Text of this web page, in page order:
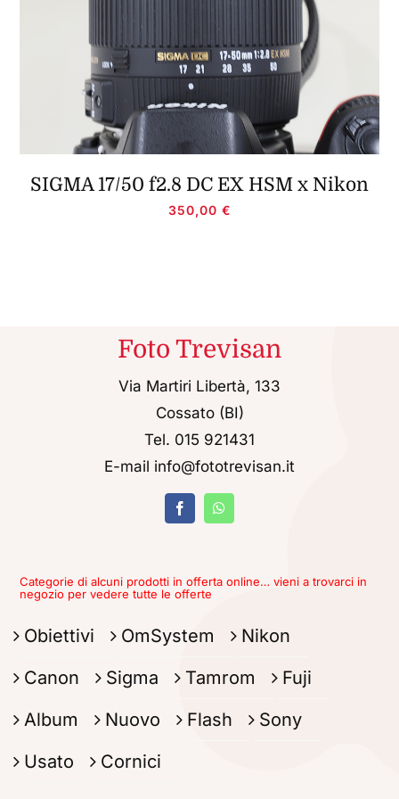
SIGMA 17/50 f2.8 DC EX HSM x Nikon
350,00 €
Foto Trevisan
Via Martiri Libertà, 133
Cossato (BI)
Tel. 015 921431
E-mail info@fototrevisan.it
Categorie di alcuni prodotti in offerta online… vieni a trovarci in
negozio per vedere tutte le offerte
Obiettivi OmSystem
Nikon
Canon
Sigma Tamrom
Fuji
Album
Nuovo Flash
Sony
Usato
Cornici